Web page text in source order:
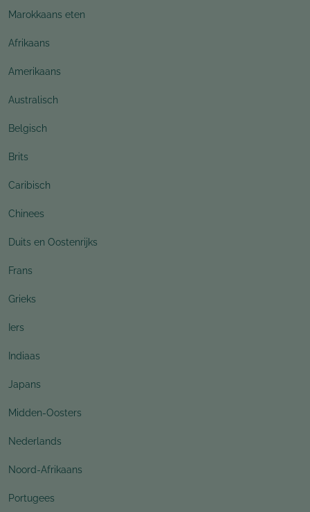
Marokkaans eten
Afrikaans
Amerikaans
Australisch
Belgisch
Brits
Caribisch
Chinees
Duits en Oostenrijks
Frans
Grieks
Iers
Indiaas
Japans
Midden-Oosters
Nederlands
Noord-Afrikaans
Portugees